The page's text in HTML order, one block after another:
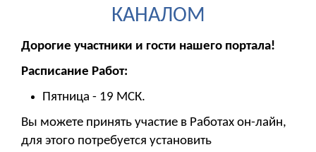
КАНАЛОМ
Дорогие участники и гости нашего портала!
Расписание Работ:
Пятница - 19 МСК.
Вы можете принять участие в Работах он-лайн,
для этого потребуется установить